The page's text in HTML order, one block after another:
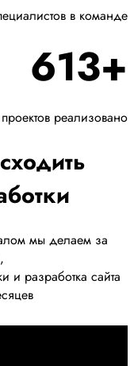
в команде
613+
проектов реализовано
мы делаем за
и разработка сайта